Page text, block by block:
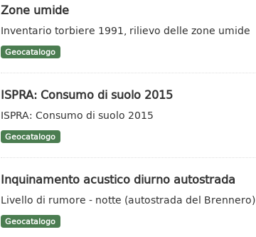
Zone umide
Inventario torbiere 1991, rilievo delle zone umide
Geocatalogo
ISPRA: Consumo di suolo 2015
ISPRA: Consumo di suolo 2015
Geocatalogo
Inquinamento acustico diurno autostrada
Livello di rumore - notte (autostrada del Brennero)
Geocatalogo